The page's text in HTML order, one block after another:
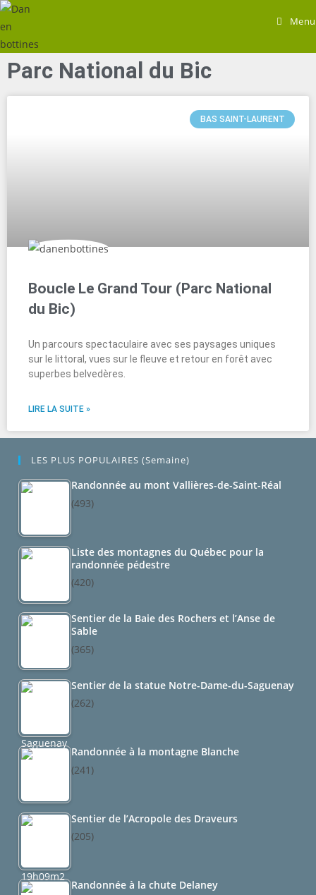
Menu
Parc National du Bic
BAS SAINT-LAURENT
Boucle Le Grand Tour (Parc National
du Bic)
Un parcours spectaculaire avec ses paysages uniques
sur le littoral, vues sur le fleuve et retour en forêt avec
superbes belvedères.
LIRE LA SUITE »
LES PLUS POPULAIRES (semaine)
Randonnée au mont Vallières-de-Saint-Réal
(493)
Liste des montagnes du Québec pour la
randonnée pédestre
(420)
Sentier de la Baie des Rochers et l’Anse de
Sable
(365)
Sentier de la statue Notre-Dame-du-Saguenay
(262)
Randonnée à la montagne Blanche
(241)
Sentier de l’Acropole des Draveurs
(205)
Randonnée à la chute Delaney